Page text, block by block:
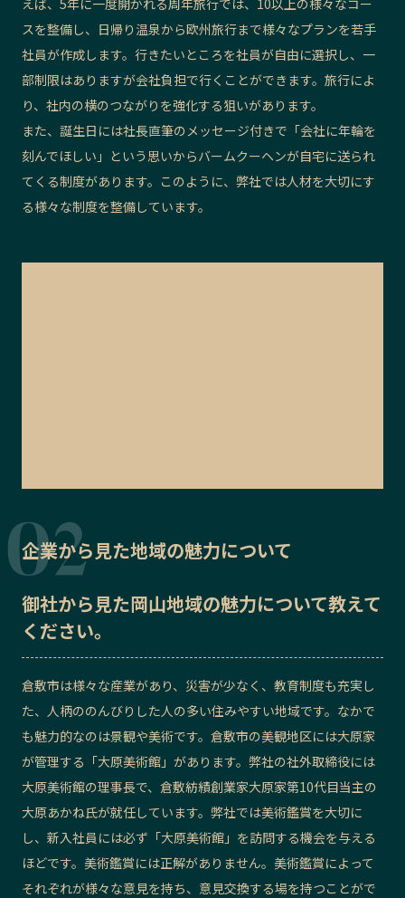
スを整備し、日帰り温泉から欧州旅行まで様々なプランを若手
社員が作成します。行きたいところを社員が自由に選択し、一
部制限はありますが会社負担で行くことができます。旅行によ
り、社内の横のつながりを強化する狙いがあります。
また、誕生日には社長直筆のメッセージ付きで「会社に年輪を
刻んでほしい」という思いからバームクーヘンが自宅に送られ
てくる制度があります。このように、弊社では人材を大切にす
る様々な制度を整備しています。
企業から見た地域の魅力について
御社から見た岡山地域の魅力について教えて
ください。
倉敷市は様々な産業があり、災害が少なく、教育制度も充実し
た、人柄ののんびりした人の多い住みやすい地域です。なかで
も魅力的なのは景観や美術です。倉敷市の美観地区には大原家
が管理する「大原美術館」があります。弊社の社外取締役には
大原美術館の理事長で、倉敷紡績創業家大原家第10代目当主の
大原あかね氏が就任しています。弊社では美術鑑賞を大切に
し、新入社員には必ず「大原美術館」を訪問する機会を与える
ほどです。美術鑑賞には正解がありません。美術鑑賞によって
それぞれが様々な意見を持ち、意見交換する場を持つことがで